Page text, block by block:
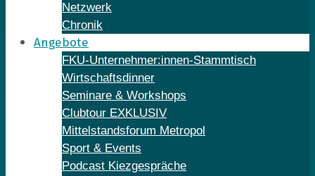
Netzwerk
Chronik
Angebote
FKU-Unternehmer:innen-Stammtisch
Wirtschaftsdinner
Seminare & Workshops
Clubtour EXKLUSIV
Mittelstandsforum Metropol
Sport & Events
Podcast Kiezgespräche